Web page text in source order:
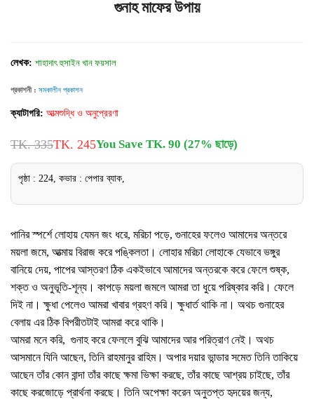
গুনাহ মাফের উপায়
লেখক: শাহাদাৎ হুসাইন খান ফয়সাল
প্রকাশনী : সমকালীন প্রকাশন
ক্যাটাগরি: আত্মশুদ্ধি ও অনুপ্রেরণা
TK. 335TK. 245You Save TK. 90 (27% ছাড়ে)
পৃষ্ঠা : 224, কভার : পেপার ব্যাক,
পানির স্পর্শে লোহায় যেমন জং ধরে, মরিচা পড়ে, গুনাহের ফলেও আমাদের অন্তরে
ময়লা জমে, আত্মায় বিরাজ করে পঙ্কিলতা। লোহার মরিচা লোহাকে যেভাবে ভঙ্গুর
বানিয়ে দেয়, পাপের আস্তরণ ঠিক একইভাবে আমাদের অন্তরকে করে ফেলে শুষ্ক,
শক্ত ও অনুভূতি-শূন্য। কাপড়ে ময়লা জমলে আমরা তা ধুয়ে পরিষ্কার করি। ফেলে
দিই না। ক্ষুধা পেলেও আমরা খাবার গ্রহণ করি। ক্ষুধার্ত থাকি না। অথচ গুনাহের
বেলায় এর ঠিক বিপরীতটাই আমরা করে থাকি।
আমরা মনে করি, গুনাহ করে ফেললে বুঝি আমাদের আর পরিত্রাণ নেই। অথচ
আসমানে যিনি আছেন, তিনি রাহমানুর রাহিম। অপার দয়ার ভান্ডার সমেত তিনি তাকিয়ে
আছেন তাঁর কোন বান্দা তাঁর কাছে ক্ষমা ভিক্ষা করছে, তাঁর কাছে আশ্রয় চাইছে, তাঁর
কাছে করজোড়ে প্রার্থনা করছে। তিনি অপেক্ষা করেন অনুতপ্ত হৃদয়ের জন্য,